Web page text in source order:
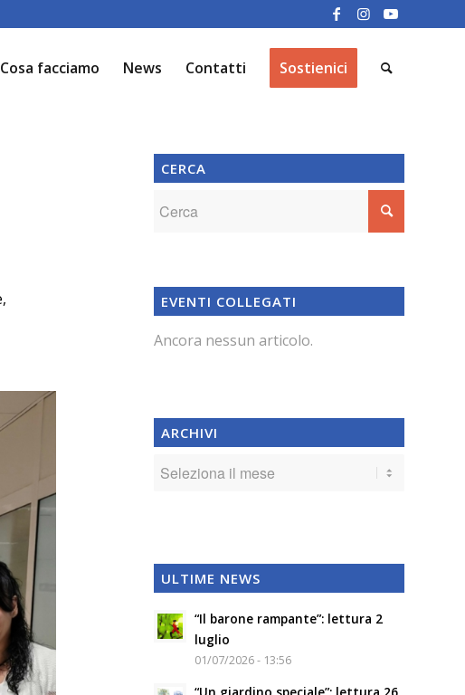
Cosa facciamo News Contatti Sostienici
CERCA
EVENTI COLLEGATI
Ancora nessun articolo.
ARCHIVI
ULTIME NEWS
“Il barone rampante”: lettura 2
luglio
01/07/2026 - 13:56